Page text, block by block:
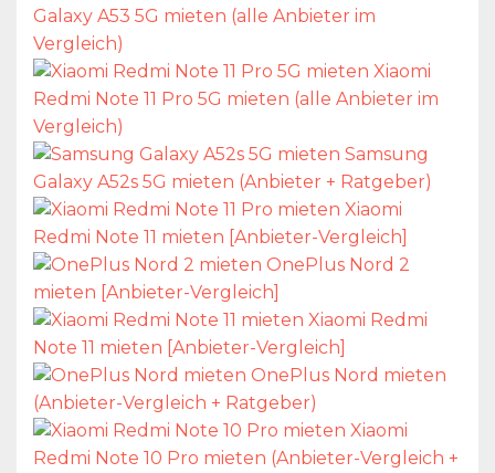
Galaxy A53 5G mieten (alle Anbieter im
Vergleich)
Xiaomi
Redmi Note 11 Pro 5G mieten (alle Anbieter im
Vergleich)
Samsung
Galaxy A52s 5G mieten (Anbieter + Ratgeber)
Xiaomi
Redmi Note 11 mieten [Anbieter-Vergleich]
OnePlus Nord 2
mieten [Anbieter-Vergleich]
Xiaomi Redmi
Note 11 mieten [Anbieter-Vergleich]
OnePlus Nord mieten
(Anbieter-Vergleich + Ratgeber)
Xiaomi
Redmi Note 10 Pro mieten (Anbieter-Vergleich +